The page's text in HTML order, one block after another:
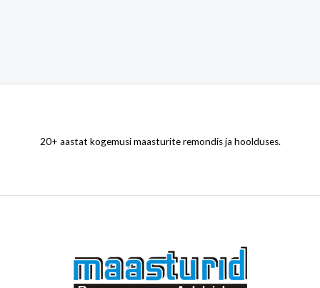
20+ aastat kogemusi maasturite remondis ja hoolduses.